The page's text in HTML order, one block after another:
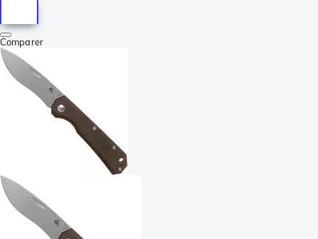
Comparer